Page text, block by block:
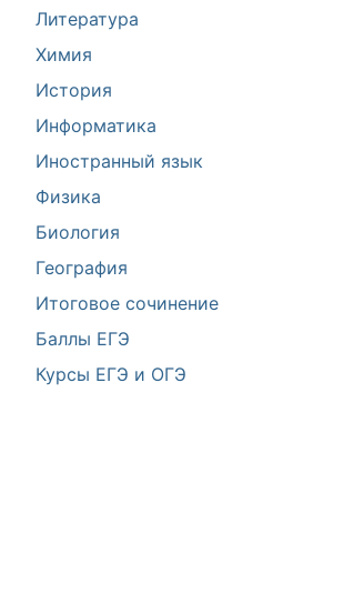
Литература
Химия
История
Информатика
Иностранный язык
Физика
Биология
География
Итоговое сочинение
Баллы ЕГЭ
Курсы ЕГЭ и ОГЭ